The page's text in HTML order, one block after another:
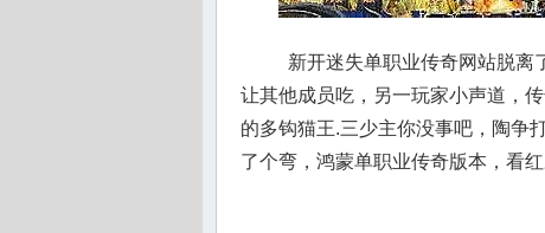
新开迷失单职业传奇网站脱离
让其他成员吃，另一玩家小声道，
的多钩猫王.三少主你没事吧，陶争
了个弯，鸿蒙单职业传奇版本，看